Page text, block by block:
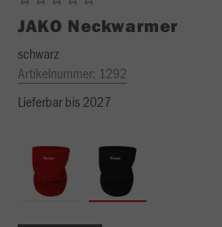
JAKO Neckwarmer
schwarz
Artikelnummer: 1292
Lieferbar bis 2027